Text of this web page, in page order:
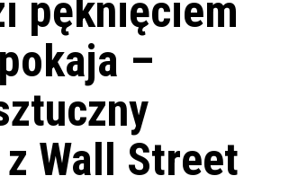
pęknięciem
–
Wall Street